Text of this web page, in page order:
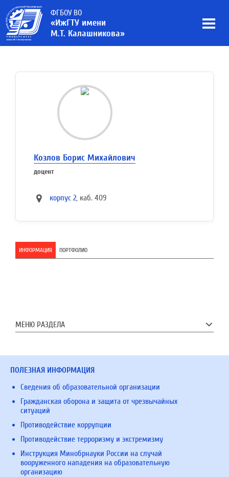
ФГБОУ ВО
«ИжГТУ имени
М.Т. Калашникова»
Козлов Борис Михайлович
доцент
корпус 2, каб. 409
ИНФОРМАЦИЯ ПОРТФОЛИО
МЕНЮ РАЗДЕЛА
ПОЛЕЗНАЯ ИНФОРМАЦИЯ
Сведения об образовательной организации
Гражданская оборона и защита от чрезвычайных
ситуаций
Противодействие коррупции
Противодействие терроризму и экстремизму
Инструкция Минобрнауки России на случай
вооруженного нападения на образовательную
организацию